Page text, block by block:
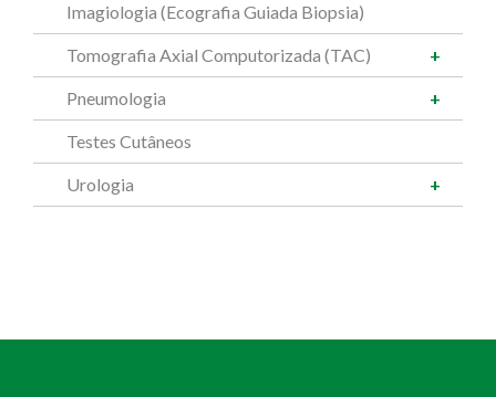
Imagiologia (Ecografia Guiada Biopsia)
Tomografia Axial Computorizada (TAC)
Pneumologia
Testes Cutâneos
Urologia